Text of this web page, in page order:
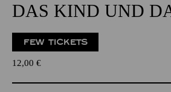
DAS KIND UND
FEW TICKETS
12,00 €